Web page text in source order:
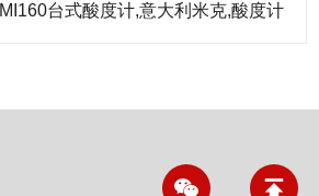
MI160台式酸度计,意大利米克,酸度计